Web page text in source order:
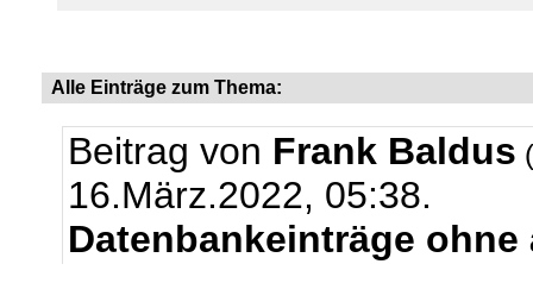
Alle Einträge zum Thema:
Beitrag von Frank Baldus
16.März.2022, 05:38.
Datenbankeinträge ohne